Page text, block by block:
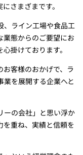
さまざまです。
、ライン工場や食品工
業態からのご要望にお
掛けております。
お客様のおかげで、ラ
業を展開する企業へと
ーの会社」と思い浮か
を重ね、実績と信頼を